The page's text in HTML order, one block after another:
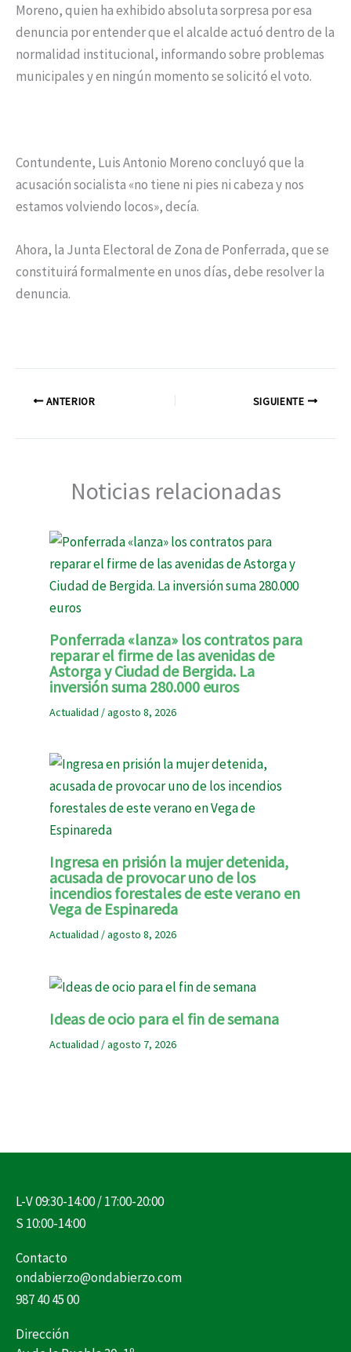
Moreno, quien ha exhibido absoluta sorpresa por esa
denuncia por entender que el alcalde actuó dentro de la
normalidad institucional, informando sobre problemas
municipales y en ningún momento se solicitó el voto.
Contundente, Luis Antonio Moreno concluyó que la
acusación socialista «no tiene ni pies ni cabeza y nos
estamos volviendo locos», decía.
Ahora, la Junta Electoral de Zona de Ponferrada, que se
constituirá formalmente en unos días, debe resolver la
denuncia.
ANTERIOR SIGUIENTE
Noticias relacionadas
Ponferrada «lanza» los contratos para
reparar el firme de las avenidas de
Astorga y Ciudad de Bergida. La
inversión suma 280.000 euros
Actualidad /agosto 8, 2026
Ingresa en prisión la mujer detenida,
acusada de provocar uno de los
incendios forestales de este verano en
Vega de Espinareda
Actualidad /agosto 8, 2026
Ideas de ocio para el fin de semana
Actualidad /agosto 7, 2026
L-V 09:30-14:00 / 17:00-20:00
S 10:00-14:00
Contacto
ondabierzo@ondabierzo.com
987 40 45 00
Dirección